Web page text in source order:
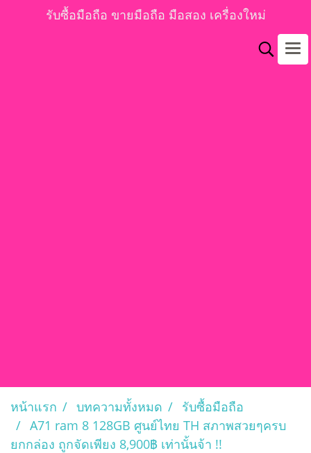
รับซื้อมือถือ ขายมือถือ มือสอง เครื่องใหม่
หน้าแรก บทความทั้งหมด
รับซื้อมือถือ
A71 ram 8 128GB ศูนย์ไทย TH สภาพสวยๆครบ
ยกกล่อง ถูกจัดเพียง 8,900฿ เท่านั้นจ้า !!